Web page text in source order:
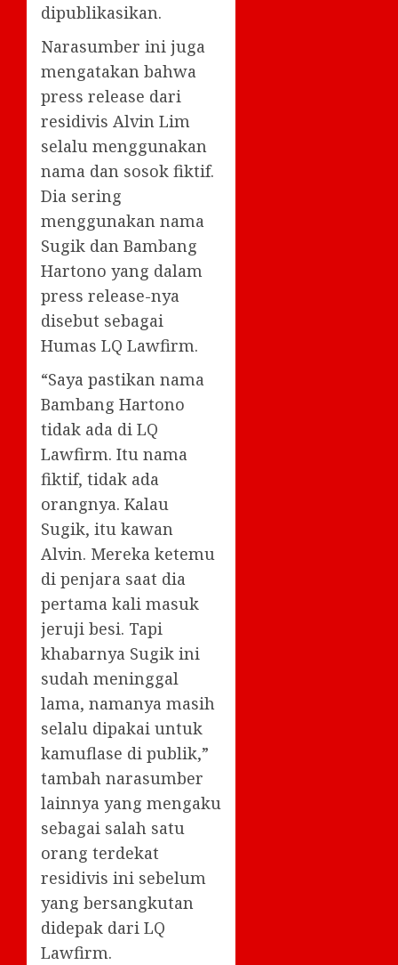
dipublikasikan.
Narasumber ini juga
mengatakan bahwa
press release dari
residivis Alvin Lim
selalu menggunakan
nama dan sosok fiktif.
Dia sering
menggunakan nama
Sugik dan Bambang
Hartono yang dalam
press release-nya
disebut sebagai
Humas LQ Lawfirm.
“Saya pastikan nama
Bambang Hartono
tidak ada di LQ
Lawfirm. Itu nama
fiktif, tidak ada
orangnya. Kalau
Sugik, itu kawan
Alvin. Mereka ketemu
di penjara saat dia
pertama kali masuk
jeruji besi. Tapi
khabarnya Sugik ini
sudah meninggal
lama, namanya masih
selalu dipakai untuk
kamuflase di publik,”
tambah narasumber
lainnya yang mengaku
sebagai salah satu
orang terdekat
residivis ini sebelum
yang bersangkutan
didepak dari LQ
Lawfirm.